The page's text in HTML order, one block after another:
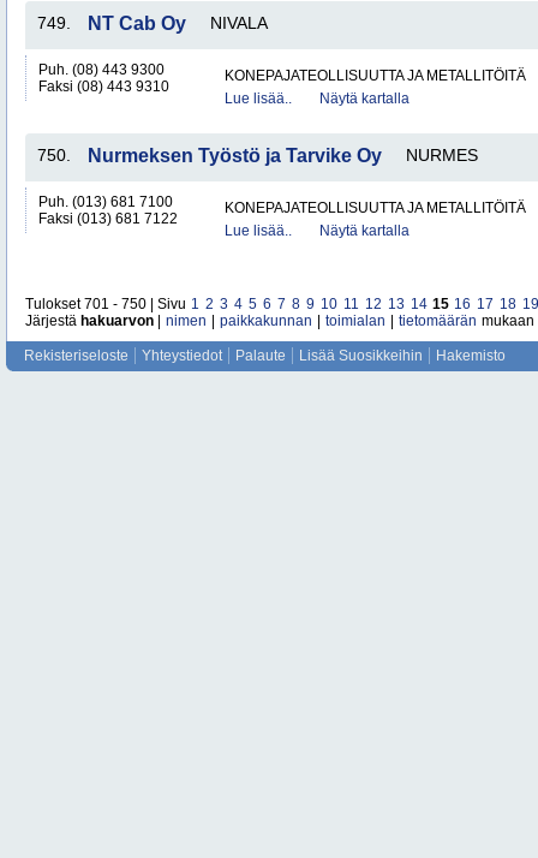
749. NT Cab Oy NIVALA
Puh. (08) 443 9300
Faksi (08) 443 9310
KONEPAJATEOLLISUUTTA JA METALLITÖITÄ
Lue lisää..
Näytä kartalla
750. Nurmeksen Työstö ja Tarvike Oy NURMES
Puh. (013) 681 7100
Faksi (013) 681 7122
KONEPAJATEOLLISUUTTA JA METALLITÖITÄ
Lue lisää..
Näytä kartalla
Tulokset 701 - 750 | Sivu 1 2 3 4 5 6 7 8 9 10 11 12 13 14 15 16 17 18 19
Järjestä hakuarvon nimen paikkakunnan toimialan tietomäärän mukaan
Rekisteriseloste Yhteystiedot Palaute Lisää Suosikkeihin Hakemisto